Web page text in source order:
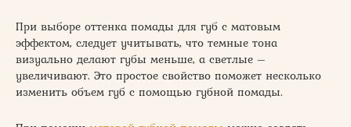
При выборе оттенка помады для губ с матовым
эффектом, следует учитывать, что темные тона
визуально делают губы меньше, а светлые –
увеличивают. Это простое свойство поможет несколько
изменить объем губ с помощью губной помады.